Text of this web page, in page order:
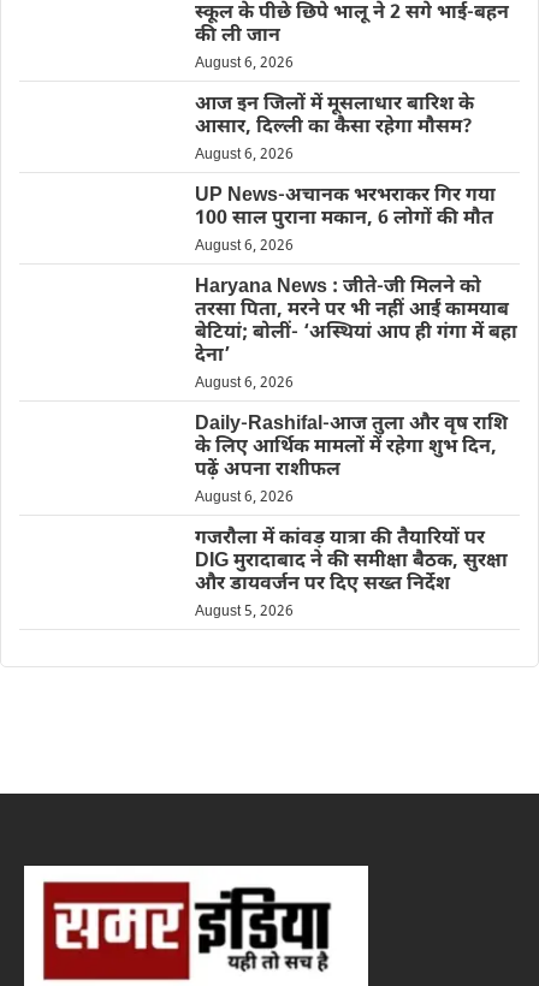
स्कूल के पीछे छिपे भालू ने 2 सगे भाई-बहन
की ली जान
August 6, 2026
आज इन जिलों में मूसलाधार बारिश के
आसार, दिल्ली का कैसा रहेगा मौसम?
August 6, 2026
UP News-अचानक भरभराकर गिर गया
100 साल पुराना मकान, 6 लोगों की मौत
August 6, 2026
Haryana News : जीते-जी मिलने को
तरसा पिता, मरने पर भी नहीं आईं कामयाब
बेटियां; बोलीं- ‘अस्थियां आप ही गंगा में बहा
देना’
August 6, 2026
Daily-Rashifal-आज तुला और वृष राशि
के लिए आर्थिक मामलों में रहेगा शुभ दिन,
पढ़ें अपना राशीफल
August 6, 2026
गजरौला में कांवड़ यात्रा की तैयारियों पर
DIG मुरादाबाद ने की समीक्षा बैठक, सुरक्षा
और डायवर्जन पर दिए सख्त निर्देश
August 5, 2026